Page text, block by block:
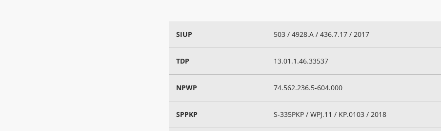
SIUP 503 / 4928.A / 436.7.17 / 2017
TDP 13.01.1.46.33537
NPWP 74.562.236.5-604.000
SPPKP S-335PKP / WPJ.11 / KP.0103 / 2018